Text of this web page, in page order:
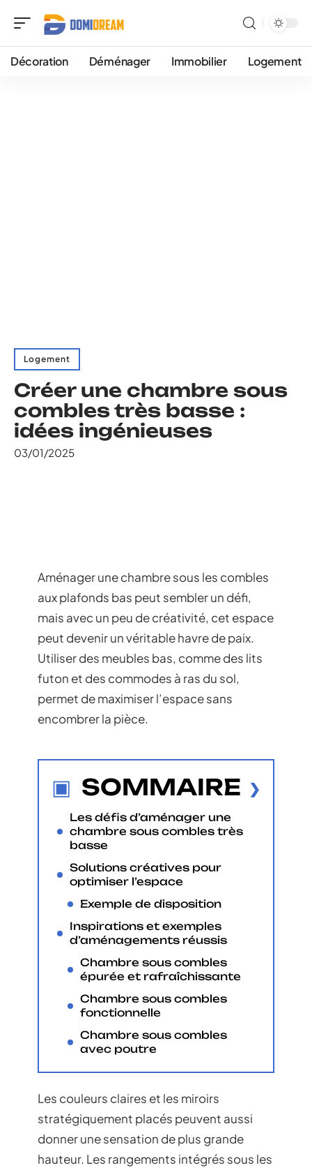
Décoration Déménager Immobilier Logement
Logement
Créer une chambre sous
combles très basse :
idées ingénieuses
03/01/2025
Aménager une chambre sous les combles
aux plafonds bas peut sembler un défi,
mais avec un peu de créativité, cet espace
peut devenir un véritable havre de paix.
Utiliser des meubles bas, comme des lits
futon et des commodes à ras du sol,
permet de maximiser l’espace sans
encombrer la pièce.
SOMMAIRE
Les défis d’aménager une
chambre sous combles très
basse
Solutions créatives pour
optimiser l’espace
Exemple de disposition
Inspirations et exemples
d’aménagements réussis
Chambre sous combles
épurée et rafraîchissante
Chambre sous combles
fonctionnelle
Chambre sous combles
avec poutre
Les couleurs claires et les miroirs
stratégiquement placés peuvent aussi
donner une sensation de plus grande
hauteur. Les rangements intégrés sous les